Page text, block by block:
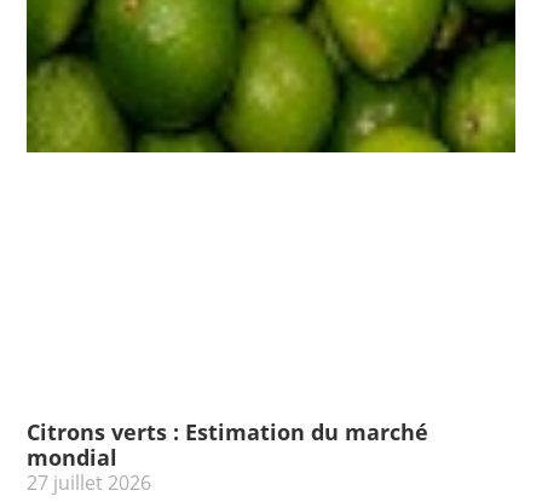
Citrons verts : Estimation du marché
mondial
27 juillet 2026